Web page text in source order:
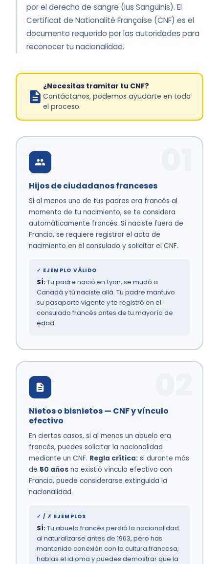
por el derecho de sangre (Ius Sanguinis). El
Certificat de Nationalité Française (CNF) es el
documento requerido por las autoridades para
reconocer tu nacionalidad.
¿Necesitas tramitar tu CNF?
Contáctanos, podemos ayudarte en todo
el proceso.
Hijos de ciudadanos franceses
Si al menos uno de tus padres era francés al
momento de tu nacimiento, se te considera
automáticamente francés. Si naciste fuera de
Francia, se requiere registrar el acta de
nacimiento en el consulado y solicitar el CNF.
✓ EJEMPLO VÁLIDO
SÍ: Tu padre nació en Lyon, se mudó a
Canadá y tú naciste allá. Tu padre mantuvo
su pasaporte vigente y te registró en el
consulado francés antes de tu mayoría de
edad.
Nietos o bisnietos — CNF y vínculo
efectivo
En ciertos casos, si al menos un abuelo era
francés, puedes solicitar la nacionalidad
mediante un CNF. Regla crítica: si durante más
de 50 años no existió vínculo efectivo con
Francia, puede considerarse extinguida la
nacionalidad.
✓ / ✗ EJEMPLOS
SÍ: Tu abuelo francés perdió la nacionalidad
al naturalizarse antes de 1963, pero has
mantenido conexión con la cultura francesa,
hablas el idioma y puedes demostrar que la